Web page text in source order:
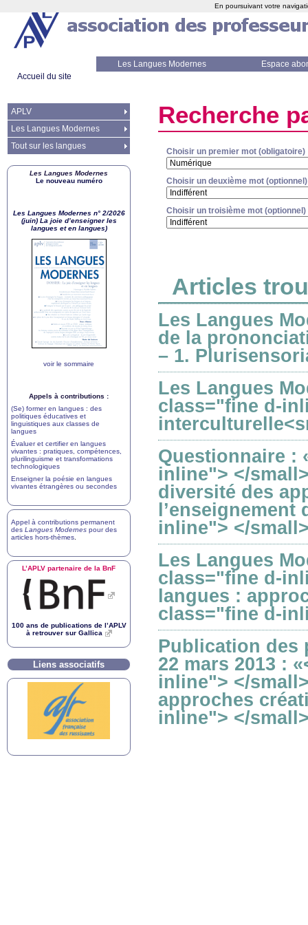
Les Langues Modernes
Espace
Accueil du site
Recherche
Choisir un premier mot (obligatoire)
Choisir un deuxième mot (optionnel)
Choisir un troisième mot (optionnel)
Articles
Les Langues
de la
– 1.
Les Langues
class="fine d-
Questionnaire :
inline"> </
diversité des
inline"> </
Les Langues
class="fine d-
langues :
class="fine d-
Publication des
22 mars 2013 :
inline"> </
approches
inline"> </
APLV
Les Langues Modernes
Tout sur les langues
Les Langues Modernes
Le nouveau numéro
Les Langues Modernes n° 2/2026
(juin) La joie d’enseigner les
langues et en langues)
voir le sommaire
Appels à contributions :
(Se) former en langues : des
politiques éducatives et
linguistiques aux classes de
langues
Évaluer et certifier en langues
vivantes : pratiques, compétences,
plurilinguisme et transformations
technologiques
Enseigner la poésie en langues
vivantes étrangères ou secondes
Appel à contributions permanent
des Langues Modernes pour des
articles hors-thèmes
L’APLV partenaire de la BnF
100 ans de publications de l’APLV
à retrouver sur Gallica
Liens associatifs
En poursuivant votre